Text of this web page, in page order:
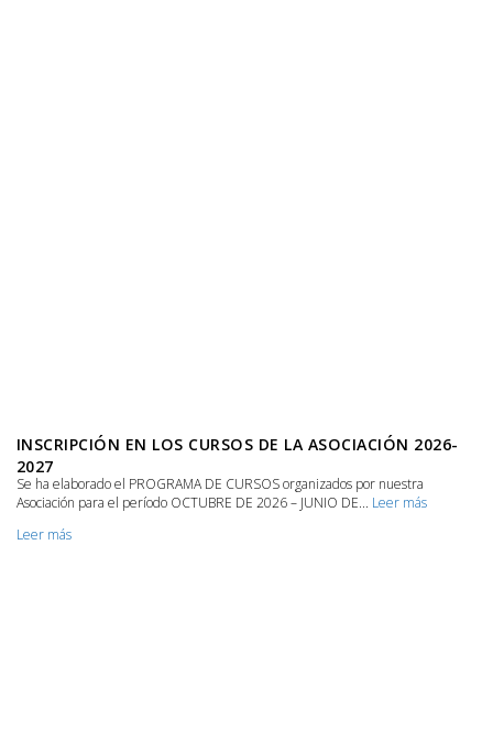
INSCRIPCIÓN EN LOS CURSOS DE LA ASOCIACIÓN 2026-
2027
Se ha elaborado el PROGRAMA DE CURSOS organizados por nuestra
Asociación para el período OCTUBRE DE 2026 – JUNIO DE... Leer más
Leer más